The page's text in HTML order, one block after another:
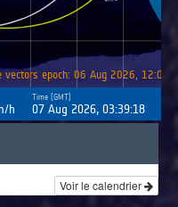
Voir le calendrier